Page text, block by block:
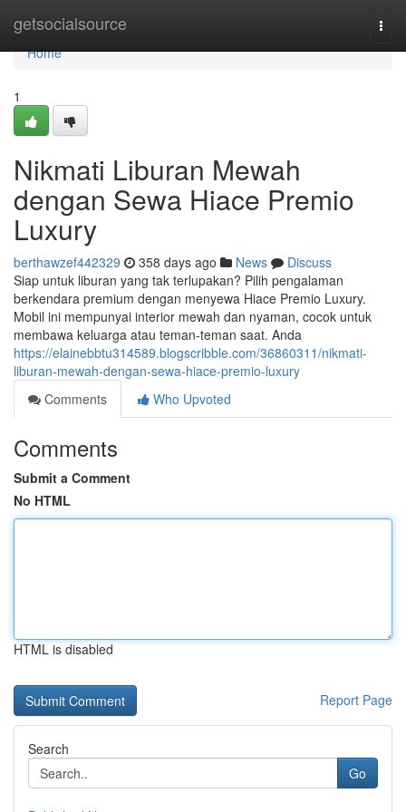
getsocialsource
Home
Home
1
Nikmati Liburan Mewah
dengan Sewa Hiace Premio
Luxury
berthawzef442329 358 days ago News
Discuss
Siap untuk liburan yang tak terlupakan? Pilih pengalaman
berkendara premium dengan menyewa Hiace Premio Luxury.
Mobil ini mempunyai interior mewah dan nyaman, cocok untuk
membawa keluarga atau teman-teman saat. Anda
https://elainebbtu314589.blogscribble.com/36860311/nikmati-
liburan-mewah-dengan-sewa-hiace-premio-luxury
Comments
Who Upvoted
Comments
Submit a Comment
No HTML
HTML is disabled
Report Page
Search
Go